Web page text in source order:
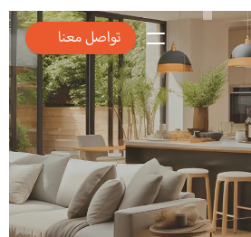
تواصل معنا